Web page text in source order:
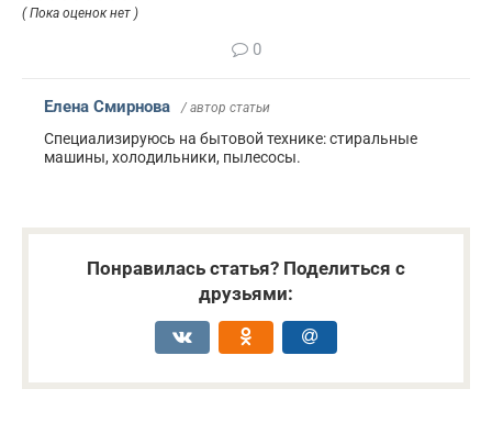
( Пока оценок нет )
0
Елена Смирнова / автор статьи
Специализируюсь на бытовой технике: стиральные
машины, холодильники, пылесосы.
Понравилась статья? Поделиться с
друзьями: